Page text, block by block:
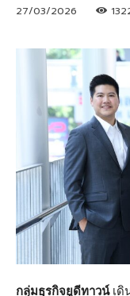
27/03/2026
กลุ่มธุรกิจยูดีทาวน์เดิ